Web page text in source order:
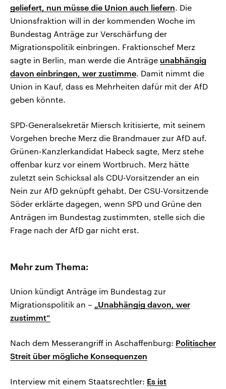
geliefert, nun müsse die Union auch liefern. Die
Unionsfraktion will in der kommenden Woche im
Bundestag Anträge zur Verschärfung der
Migrationspolitik einbringen. Fraktionschef Merz
sagte in Berlin, man werde die Anträge unabhängig
davon einbringen, wer zustimme. Damit nimmt die
Union in Kauf, dass es Mehrheiten dafür mit der AfD
geben könnte.
SPD-Generalsekretär Miersch kritisierte, mit seinem
Vorgehen breche Merz die Brandmauer zur AfD auf.
Grünen-Kanzlerkandidat Habeck sagte, Merz stehe
offenbar kurz vor einem Wortbruch. Merz hätte
zuletzt sein Schicksal als CDU-Vorsitzender an ein
Nein zur AfD geknüpft gehabt. Der CSU-Vorsitzende
Söder erklärte dagegen, wenn SPD und Grüne den
Anträgen im Bundestag zustimmten, stelle sich die
Frage nach der AfD gar nicht erst.
Mehr zum Thema:
Union kündigt Anträge im Bundestag zur
Migrationspolitik an – „Unabhängig davon, wer
zustimmt“
Nach dem Messerangriff in Aschaffenburg: Politischer
Streit über mögliche Konsequenzen
Interview mit einem Staatsrechtler: Es ist